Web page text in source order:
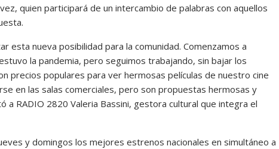
quien participará de un intercambio de palabras con aquellos
esta nueva posibilidad para la comunidad. Comenzamos a
la pandemia, pero seguimos trabajando, sin bajar los
precios populares para ver hermosas películas de nuestro cine
en las salas comerciales, pero son propuestas hermosas y
RADIO 2820 Valeria Bassini, gestora cultural que integra el
y domingos los mejores estrenos nacionales en simultáneo a